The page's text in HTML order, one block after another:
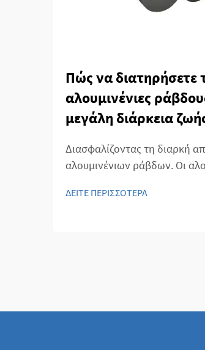
Πώς να διατηρήσετε
αλουμινένιες
μεγάλη διάρκεια
Διασφαλίζοντας τη διαρκή
αλουμινένιων ράβδων. Οι
πολλές βιομηχανίες λόγω
ΔΕΙΤΕ ΠΕΡΙΣΣΟΤΕΡΑ